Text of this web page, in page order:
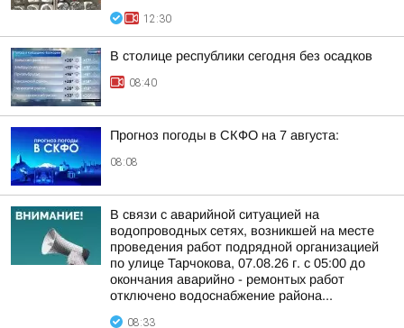
12:30
В столице республики сегодня без осадков
08:40
Прогноз погоды в СКФО на 7 августа:
08:08
В связи с аварийной ситуацией на
водопроводных сетях, возникшей на месте
проведения работ подрядной организацией
по улице Тарчокова, 07.08.26 г. с 05:00 до
окончания аварийно - ремонтых работ
отключено водоснабжение района...
08:33